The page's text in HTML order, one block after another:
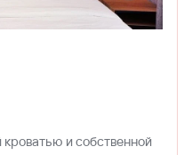
и собственной